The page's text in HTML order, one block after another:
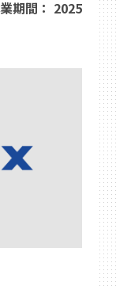
期間： 2025